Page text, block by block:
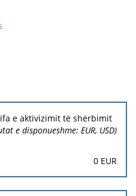
e aktivizimit të shërbimit
e disponueshme: EUR, USD)
0 EUR